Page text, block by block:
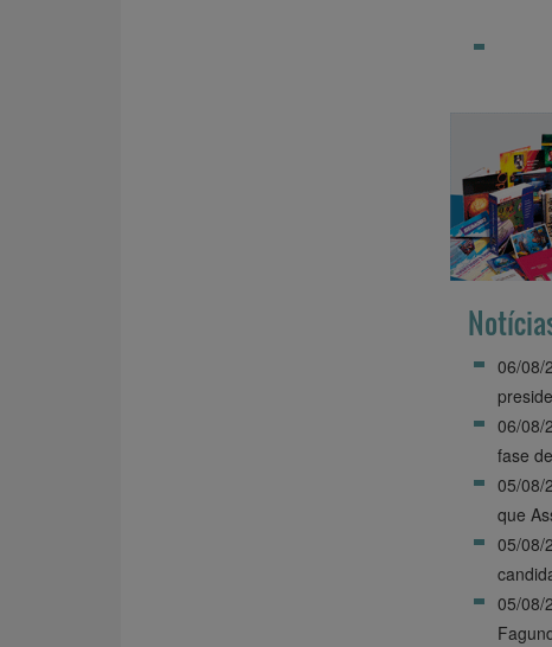
06/08/
06/08/
fase
05/08/
que
05/08/
05/08/